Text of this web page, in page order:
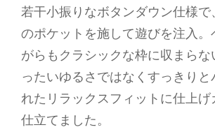
若干小振りなボタンダウン仕様で
のポケットを施して遊びを注入。
がらもクラシックな枠に収まらな
ったいゆるさではなくすっきりと
れたリラックスフィットに仕上げ
仕立てました。